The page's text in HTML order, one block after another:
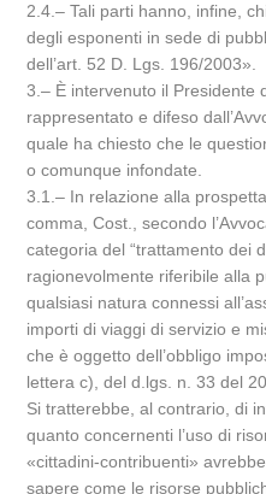
2.4.– Tali parti hanno, infine,
degli esponenti in sede di
dell’art. 52 D. Lgs. 196/2003».
3.– È intervenuto il Presidente
rappresentato e difeso
quale ha chiesto che le
o comunque infondate.
3.1.– In relazione alla
comma, Cost., secondo
categoria del “trattamento dei
ragionevolmente riferibile alla
qualsiasi natura connessi
importi di viaggi di servizio e
che è oggetto dell’obbligo
lettera c), del d.lgs. n. 33 del
Si tratterebbe, al contrario, di
quanto concernenti l’uso di
«cittadini-contribuenti»
sapere come le risorse